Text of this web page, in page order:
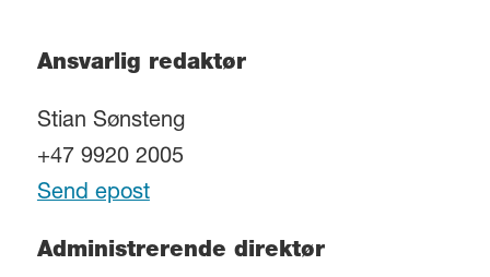
Ansvarlig redaktør
Stian Sønsteng
+47 9920 2005
Send epost
Administrerende direktør